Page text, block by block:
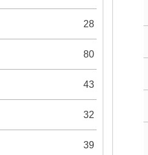
28
80
43
32
39